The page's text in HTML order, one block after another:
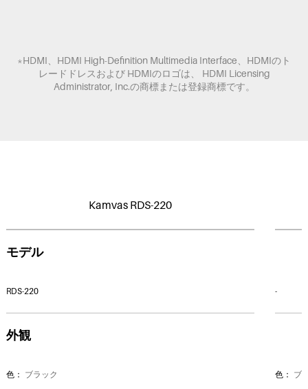
*HDMI、HDMI High-Definition Multimedia Interface、HDMIのト
レードドレスおよび HDMIのロゴは、 HDMI Licensing
Administrator, Inc.の商標または登録商標です。
Kamvas RDS-220
モデル
RDS-220 -
外観
色： ブラック 色： ブ